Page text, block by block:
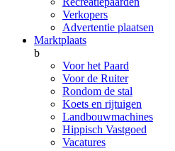
Verkopers
Advertentie plaatsen
Marktplaats
b
Voor het Paard
Voor de Ruiter
Rondom de stal
Koets en rijtuigen
Landbouwmachines
Hippisch Vastgoed
Vacatures